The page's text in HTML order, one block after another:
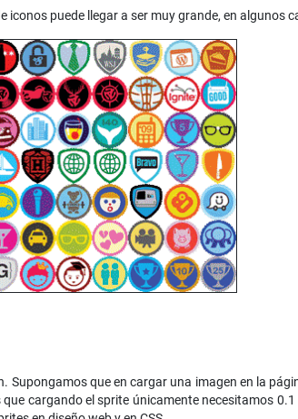
iconos puede llegar a ser muy grande, en algunos
Supongamos que en cargar una imagen en la
cargando el sprite únicamente necesitamos